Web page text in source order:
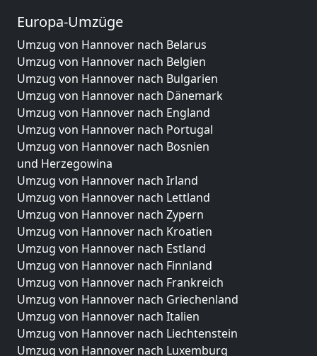
Europa-Umzüge
Umzug von Hannover nach Belarus
Umzug von Hannover nach Belgien
Umzug von Hannover nach Bulgarien
Umzug von Hannover nach Dänemark
Umzug von Hannover nach England
Umzug von Hannover nach Portugal
Umzug von Hannover nach Bosnien
und Herzegowina
Umzug von Hannover nach Irland
Umzug von Hannover nach Lettland
Umzug von Hannover nach Zypern
Umzug von Hannover nach Kroatien
Umzug von Hannover nach Estland
Umzug von Hannover nach Finnland
Umzug von Hannover nach Frankreich
Umzug von Hannover nach Griechenland
Umzug von Hannover nach Italien
Umzug von Hannover nach Liechtenstein
Umzug von Hannover nach Luxemburg